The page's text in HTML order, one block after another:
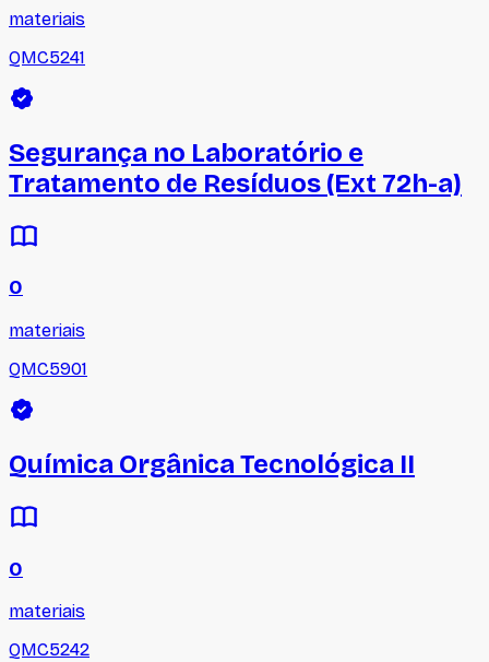
materiais
QMC5241
Segurança no Laboratório e
Tratamento de Resíduos (Ext 72h-a)
0
materiais
QMC5901
Química Orgânica Tecnológica II
0
materiais
QMC5242